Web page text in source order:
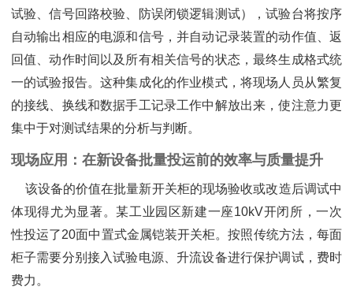
试验、信号回路校验、防误闭锁逻辑测试），试验台将按序
自动输出相应的电源和信号，并自动记录装置的动作值、返
回值、动作时间以及所有相关信号的状态，最终生成格式统
一的试验报告。这种集成化的作业模式，将现场人员从繁复
的接线、换线和数据手工记录工作中解放出来，使注意力更
集中于对测试结果的分析与判断。
现场应用：在新设备批量投运前的效率与质量提升
该设备的价值在批量新开关柜的现场验收或改造后调试中
体现得尤为显著。某工业园区新建一座10kV开闭所，一次
性投运了20面中置式金属铠装开关柜。按照传统方法，每面
柜子需要分别接入试验电源、升流设备进行保护调试，费时
费力。